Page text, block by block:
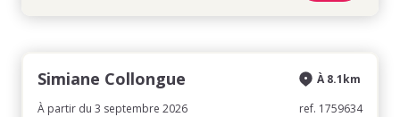
Simiane Collongue
À partir du 3 septembre 2026
À 8.1km
ref. 1759634